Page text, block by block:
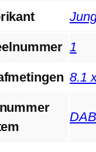
‎1
‎8.1